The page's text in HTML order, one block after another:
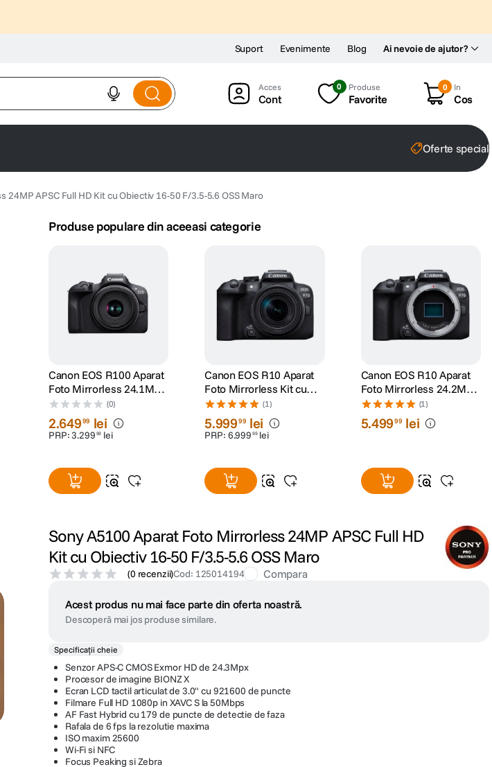
Ai nevoie de ajutor?
Suport Evenimente Blog
Cont
0 Produse
Favorite
0 In
Cos
Oferte
24MP APSC Full HD Kit cu Obiectiv 16-50 F/3.5-5.6 OSS Maro
Produse populare din aceeasi categorie
Canon EOS R100 Aparat
Foto Mirrorless 24.1MP
Kit cu Obiectiv RF-S 18-
45mm IS STM
(0)
2.64999 lei
PRP:3.299 99 lei
Canon EOS R10 Aparat
Foto Mirrorless Kit cu
Obiectiv RF-S 18-150mm
IS STM
(1)
5.99999 lei
PRP: 6.999 99 lei
Canon EOS R10 Aparat
Foto Mirrorless 24.2MP
Body
(1)
5.49999 lei
Sony A5100 Aparat Foto Mirrorless 24MP APSC Full HD
Kit cu Obiectiv 16-50 F/3.5-5.6 OSS Maro
(0 recenzii)Cod: 125014194 Compara
Acest produs nu mai face parte din oferta noastră.
Descoperă mai jos produse similare.
Specificații cheie
Senzor APS-C CMOS Exmor HD de 24.3Mpx
Procesor de imagine BIONZ X
Ecran LCD tactil articulat de 3.0" cu 921600 de puncte
Filmare Full HD 1080p in XAVC S la 50Mbps
AF Fast Hybrid cu 179 de puncte de detectie de faza
Rafala de 6 fps la rezolutie maxima
ISO maxim 25600
Wi-Fi si NFC
Focus Peaking si Zebra